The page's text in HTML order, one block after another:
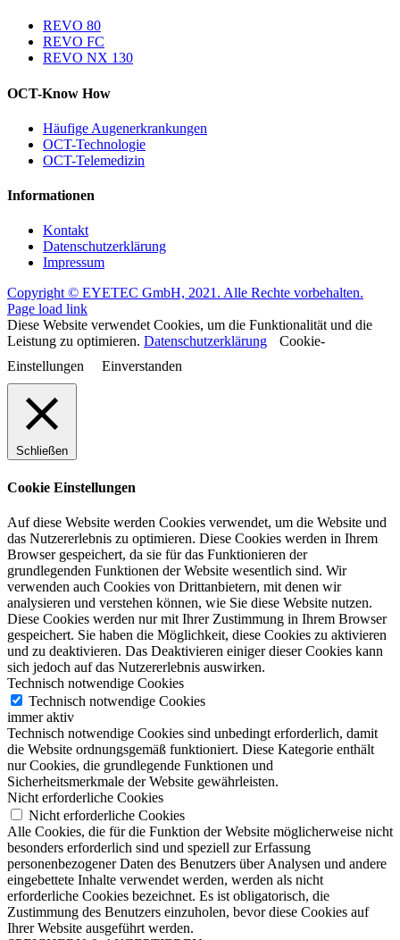
REVO 80
REVO FC
REVO NX 130
OCT-Know How
Häufige Augenerkrankungen
OCT-Technologie
OCT-Telemedizin
Informationen
Kontakt
Datenschutzerklärung
Impressum
Copyright © EYETEC GmbH, 2021. Alle Rechte vorbehalten.
Page load link
Diese Website verwendet Cookies, um die Funktionalität und die
Leistung zu optimieren. Datenschutzerklärung
Cookie-
Einstellungen
Einverstanden
Schließen
Cookie Einstellungen
Auf diese Website werden Cookies verwendet, um die Website und
das Nutzererlebnis zu optimieren. Diese Cookies werden in Ihrem
Browser gespeichert, da sie für das Funktionieren der
grundlegenden Funktionen der Website wesentlich sind. Wir
verwenden auch Cookies von Drittanbietern, mit denen wir
analysieren und verstehen können, wie Sie diese Website nutzen.
Diese Cookies werden nur mit Ihrer Zustimmung in Ihrem Browser
gespeichert. Sie haben die Möglichkeit, diese Cookies zu aktivieren
und zu deaktivieren. Das Deaktivieren einiger dieser Cookies kann
sich jedoch auf das Nutzererlebnis auswirken.
Technisch notwendige Cookies
Technisch notwendige Cookies
immer aktiv
Technisch notwendige Cookies sind unbedingt erforderlich, damit
die Website ordnungsgemäß funktioniert. Diese Kategorie enthält
nur Cookies, die grundlegende Funktionen und
Sicherheitsmerkmale der Website gewährleisten.
Nicht erforderliche Cookies
Nicht erforderliche Cookies
Alle Cookies, die für die Funktion der Website möglicherweise nicht
besonders erforderlich sind und speziell zur Erfassung
personenbezogener Daten des Benutzers über Analysen und andere
eingebettete Inhalte verwendet werden, werden als nicht
erforderliche Cookies bezeichnet. Es ist obligatorisch, die
Zustimmung des Benutzers einzuholen, bevor diese Cookies auf
Ihrer Website ausgeführt werden.